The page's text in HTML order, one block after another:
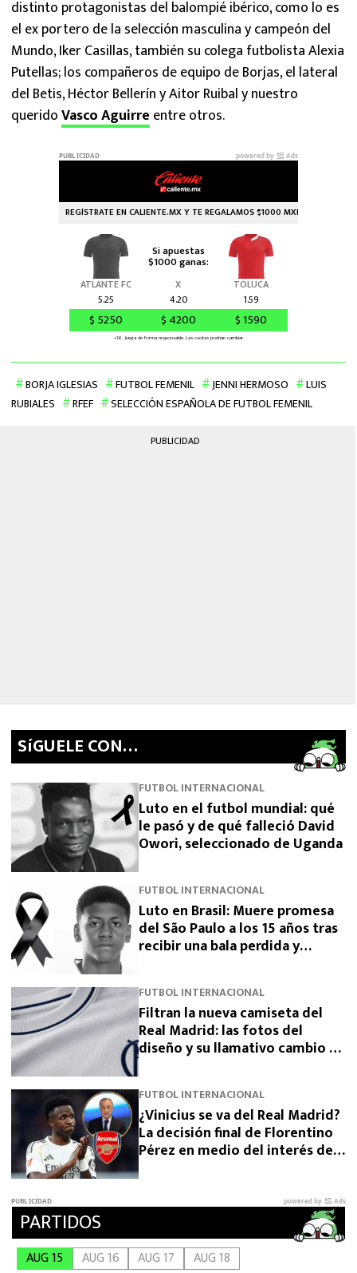
distinto protagonistas del balompié ibérico, como lo es
el ex portero de la selección masculina y campeón del
Mundo, Iker Casillas, también su colega futbolista Alexia
Putellas; los compañeros de equipo de Borjas, el lateral
del Betis, Héctor Bellerín y Aitor Ruibal y nuestro
queridoVasco Aguirre entre otros.
BORJA IGLESIAS FUTBOL FEMENIL JENNI HERMOSO
LUIS
RUBIALES
RFEF SELECCIÓN ESPAÑOLA DE FUTBOL FEMENIL
PUBLICIDAD
SíGUELE CON…
FUTBOL INTERNACIONAL
Luto en el futbol mundial: qué
le pasó y de qué falleció David
Owori, seleccionado de Uganda
FUTBOL INTERNACIONAL
Luto en Brasil: Muere promesa
del São Paulo a los 15 años tras
recibir una bala perdida y
FUTBOL INTERNACIONAL
Filtran la nueva camiseta del
Real Madrid: las fotos del
diseño y su llamativo cambio de
FUTBOL INTERNACIONAL
¿Vinicius se va del Real Madrid?
La decisión final de Florentino
Pérez en medio del interés del